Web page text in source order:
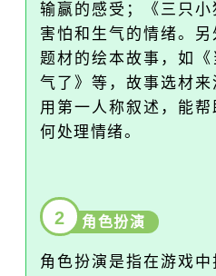
输赢的感受；《三只
害怕和生气的情绪。
题材的绘本故事，如
气了》等，故事选材
用第一人称叙述，能
何处理情绪。
2 角色扮演
角色扮演是指在游戏